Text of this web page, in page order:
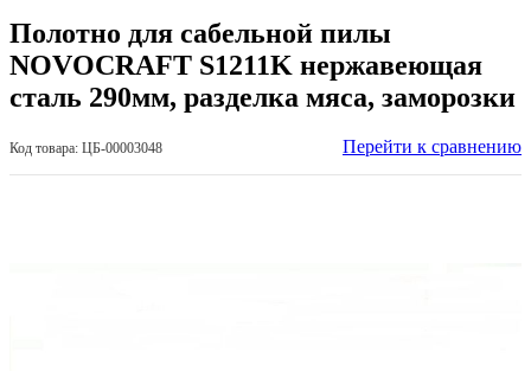
Полотно для сабельной пилы
NOVOCRAFT S1211K нержавеющая
сталь 290мм, разделка мяса, заморозки
Код товара: ЦБ-00003048 Перейти к сравнению